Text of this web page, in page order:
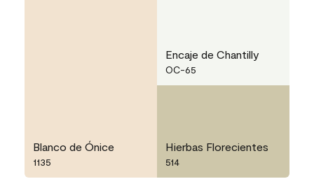
Blanco de Ónice
1135
Encaje de Chantilly
OC-65
Hierbas Florecientes
514